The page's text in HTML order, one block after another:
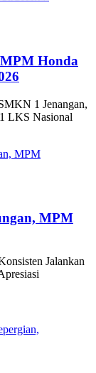
Honda
1 Jenangan,
LKS Nasional
MPM
Jalankan